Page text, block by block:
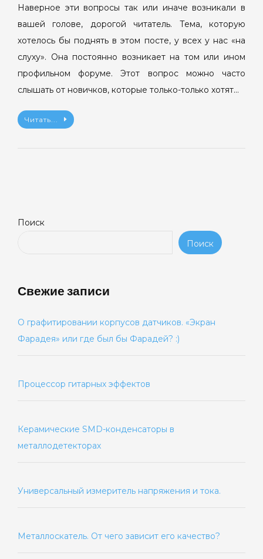
Наверное эти вопросы так или иначе возникали в
вашей голове, дорогой читатель. Тема, которую
хотелось бы поднять в этом посте, у всех у нас «на
слуху». Она постоянно возникает на том или ином
профильном форуме. Этот вопрос можно часто
слышать от новичков, которые только-только хотят…
Читать...
Поиск
Поиск
Свежие записи
О графитировании корпусов датчиков. «Экран
Фарадея» или где был бы Фарадей? :)
Процессор гитарных эффектов
Керамические SMD-конденсаторы в
металлодетекторах
Универсальный измеритель напряжения и тока.
Металлоскатель. От чего зависит его качество?